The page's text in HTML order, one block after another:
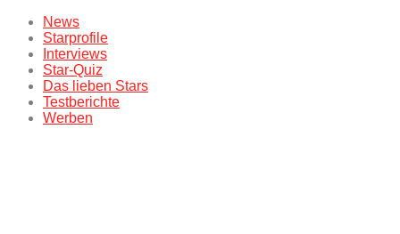
News
Starprofile
Interviews
Star-Quiz
Das lieben Stars
Testberichte
Werben